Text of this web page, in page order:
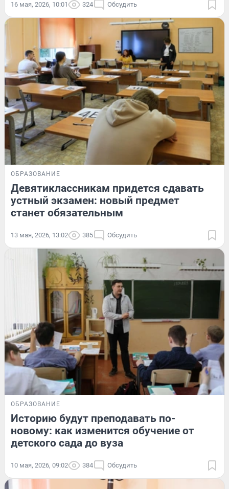
16 мая, 2026, 10:01 324 Обсудить
ОБРАЗОВАНИЕ
Девятиклассникам придется сдавать
устный экзамен: новый предмет
станет обязательным
13 мая, 2026, 13:02 385 Обсудить
ОБРАЗОВАНИЕ
Историю будут преподавать по-
новому: как изменится обучение от
детского сада до вуза
10 мая, 2026, 09:02 384 Обсудить